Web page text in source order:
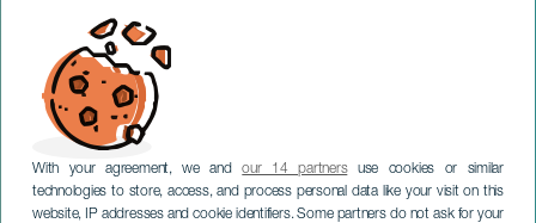
With your agreement, we andour 14 partnersuse cookies or similar
technologies to store, access, and process personal data like your visit on this
website, IP addresses and cookie identifiers. Some partners do not ask for your